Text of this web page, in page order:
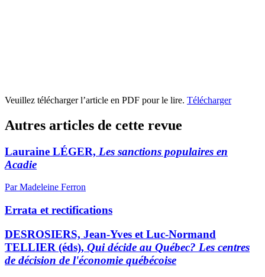
Veuillez télécharger l’article en PDF pour le lire. Télécharger
Autres articles de cette revue
Lauraine LÉGER, Les sanctions populaires en
Acadie
Par Madeleine Ferron
Errata et rectifications
DESROSIERS, Jean-Yves et Luc-Normand
TELLIER (éds), Qui décide au Québec? Les centres
de décision de l'économie québécoise